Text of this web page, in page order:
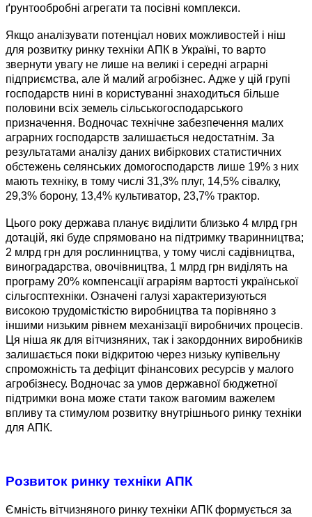
ґрунтообробні агрегати та посівні комплекси.
Якщо аналізувати потенціал нових можливостей і ніш
для розвитку ринку техніки АПК в Україні, то варто
звернути увагу не лише на великі і середні аграрні
підприємства, але й малий агробізнес. Адже у цій групі
господарств нині в користуванні знаходиться більше
половини всіх земель сільськогосподарського
призначення. Водночас технічне забезпечення малих
аграрних господарств залишає­ться недостатнім. За
результатами аналізу даних вибіркових статистичних
обстежень селянських домогосподарств лише 19% з них
мають техніку, в тому числі 31,3% плуг, 14,5% сівалку,
29,3% борону, 13,4% культиватор, 23,7% трактор.
Цього року держава планує виділити близько 4 млрд грн
дотацій, які буде спрямовано на підтримку тваринництва;
2 млрд грн для рослинництва, у тому числі садівництва,
виноградарства, овочівництва, 1 млрд грн виділять на
програму 20% компенсації аграріям вартості української
сільгосптехніки. Означені галузі характеризуються
високою трудомісткістю виробництва та порівняно з
іншими низьким рівнем механізації виробничих процесів.
Ця ніша як для вітчизняних, так і закордонних виробників
залишається поки відкритою через низьку купівельну
спроможність та дефіцит фінансових ресурсів у малого
агробізнесу. Водночас за умов державної бюджетної
підтримки вона може стати також вагомим важелем
впливу та стимулом розвитку внутрішнього ринку техніки
для АПК.
Розвиток ринку техніки АПК
Ємність вітчизняного ринку техніки АПК формується за